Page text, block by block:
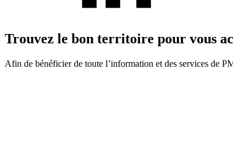
Trouvez le bon territoire pour vous
Afin de bénéficier de toute l’information et des services de